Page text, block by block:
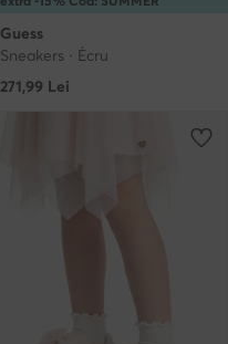
Guess
Sneakers · Écru
271,99 Lei